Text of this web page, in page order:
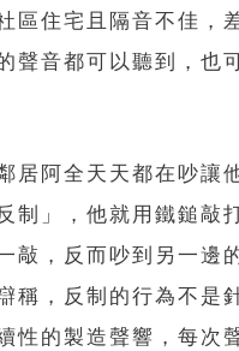
區住宅且隔音不佳，
聲音都可以聽到，也
居阿全天天都在吵讓
制」，他就用鐵鎚敲
敲，反而吵到另一邊
稱，反制的行為不是
性的製造聲響，每次